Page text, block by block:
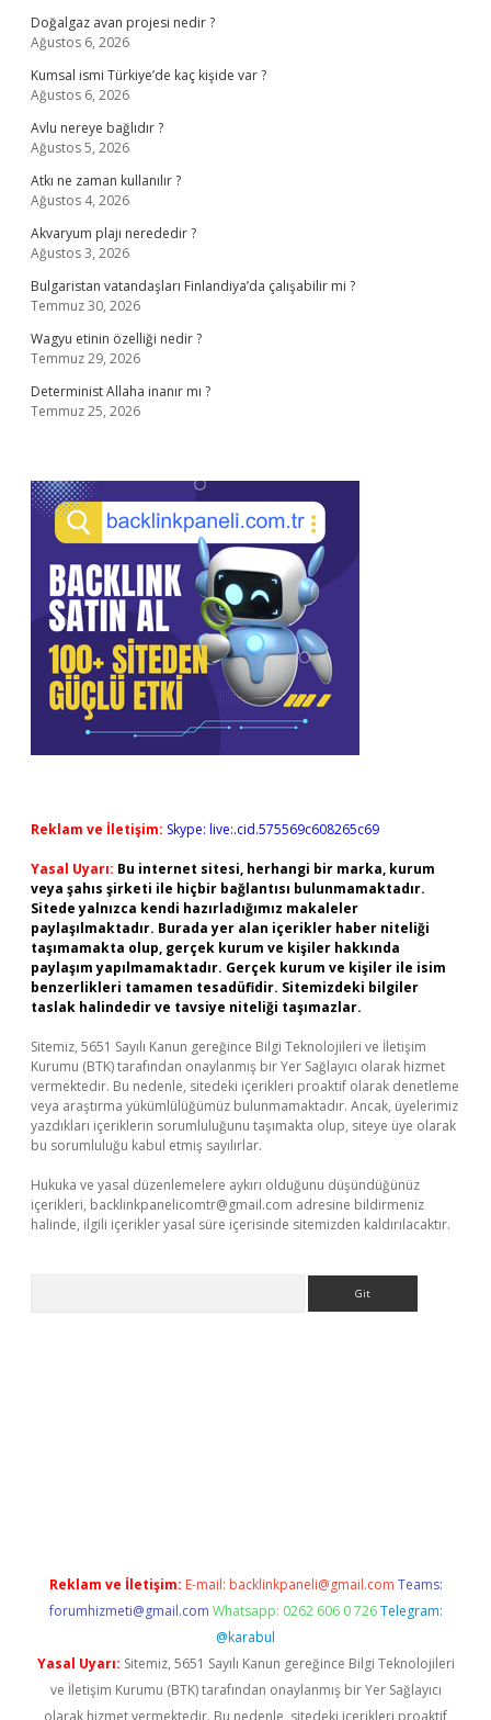
Doğalgaz avan projesi nedir ?
Ağustos 6, 2026
Kumsal ismi Türkiye’de kaç kişide var ?
Ağustos 6, 2026
Avlu nereye bağlıdır ?
Ağustos 5, 2026
Atkı ne zaman kullanılır ?
Ağustos 4, 2026
Akvaryum plajı nerededir ?
Ağustos 3, 2026
Bulgaristan vatandaşları Finlandiya’da çalışabilir mi ?
Temmuz 30, 2026
Wagyu etinin özelliği nedir ?
Temmuz 29, 2026
Determinist Allaha inanır mı ?
Temmuz 25, 2026
Reklam ve İletişim: Skype: live:.cid.575569c608265c69
Yasal Uyarı: Bu internet sitesi, herhangi bir marka, kurum
veya şahıs şirketi ile hiçbir bağlantısı bulunmamaktadır.
Sitede yalnızca kendi hazırladığımız makaleler
paylaşılmaktadır. Burada yer alan içerikler haber niteliği
taşımamakta olup, gerçek kurum ve kişiler hakkında
paylaşım yapılmamaktadır. Gerçek kurum ve kişiler ile isim
benzerlikleri tamamen tesadüfidir. Sitemizdeki bilgiler
taslak halindedir ve tavsiye niteliği taşımazlar.
Sitemiz, 5651 Sayılı Kanun gereğince Bilgi Teknolojileri ve İletişim
Kurumu (BTK) tarafından onaylanmış bir Yer Sağlayıcı olarak hizmet
vermektedir. Bu nedenle, sitedeki içerikleri proaktif olarak denetleme
veya araştırma yükümlülüğümüz bulunmamaktadır. Ancak, üyelerimiz
yazdıkları içeriklerin sorumluluğunu taşımakta olup, siteye üye olarak
bu sorumluluğu kabul etmiş sayılırlar.
Hukuka ve yasal düzenlemelere aykırı olduğunu düşündüğünüz
içerikleri, backlinkpanelicomtr@gmail.com adresine bildirmeniz
halinde, ilgili içerikler yasal süre içerisinde sitemizden kaldırılacaktır.
Reklam ve İletişim: E-mail: backlinkpaneli@gmail.com Teams:
forumhizmeti@gmail.com Whatsapp: 0262 606 0 726 Telegram:
@karabul
Yasal Uyarı: Sitemiz, 5651 Sayılı Kanun gereğince Bilgi Teknolojileri
ve İletişim Kurumu (BTK) tarafından onaylanmış bir Yer Sağlayıcı
olarak hizmet vermektedir. Bu nedenle, sitedeki içerikleri proaktif